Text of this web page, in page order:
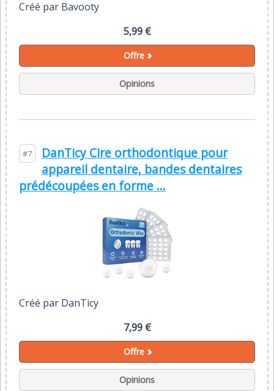
Créé par Bavooty
5,99 €
Offre
Opinions
#7
DanTicy Cire orthodontique pour
appareil dentaire, bandes dentaires
prédécoupées en forme ...
Créé par DanTicy
7,99 €
Offre
Opinions